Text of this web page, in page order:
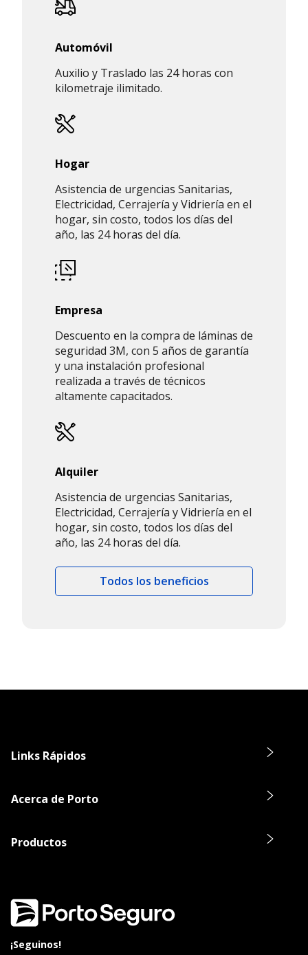
Automóvil
Auxilio y Traslado las 24 horas con
kilometraje ilimitado.
Hogar
Asistencia de urgencias Sanitarias,
Electricidad, Cerrajería y Vidriería en el
hogar, sin costo, todos los días del
año, las 24 horas del día.
Empresa
Descuento en la compra de láminas de
seguridad 3M, con 5 años de garantía
y una instalación profesional
realizada a través de técnicos
altamente capacitados.
Alquiler
Asistencia de urgencias Sanitarias,
Electricidad, Cerrajería y Vidriería en el
hogar, sin costo, todos los días del
año, las 24 horas del día.
Todos los beneficios
Links Rápidos
Acerca de Porto
Productos
¡Seguinos!